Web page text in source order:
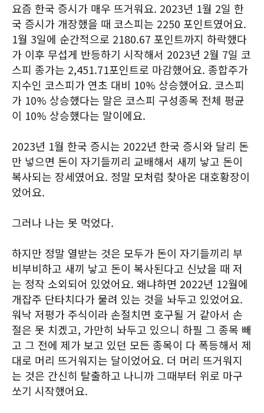
요즘 한국 증시가 매우 뜨거워요. 2023년 1월 2일 한
국 증시가 개장했을 때 코스피는 2250 포인트였어요.
1월 3일에 순간적으로 2180.67 포인트까지 하락했다
가 이후 무섭게 반등하기 시작해서 2023년 2월 7일 코
스피 종가는 2,451.71포인트로 마감했어요. 종합주가
지수인 코스피가 연초 대비 10% 상승했어요. 코스피
가 10% 상승했다는 말은 코스피 구성종목 전체 평균
이 10% 상승했다는 말이에요.
2023년 1월 한국 증시는 2022년 한국 증시와 달리 돈
만 넣으면 돈이 자기들끼리 교배해서 새끼 낳고 돈이
복사되는 장세였어요. 정말 모처럼 찾아온 대호황장이
었어요.
그러나 나는 못 먹었다.
하지만 정말 열받는 것은 모두가 돈이 자기들끼리 부
비부비하고 새끼 낳고 돈이 복사된다고 신났을 때 저
는 정작 소외되어 있었어요. 왜냐하면 2022년 12월에
개잡주 단타치다가 물려 있는 것을 놔두고 있었어요.
워낙 저평가 주식이라 손절치면 호구될 거 같아서 손
절은 못 치겠고, 가만히 놔두고 있으니 하필 그 종목 빼
고 그 전에 제가 보고 있던 모든 종목이 다 폭등해서 제
대로 머리 뜨거워지는 달이었어요. 더 머리 뜨거워지
는 것은 간신히 탈출하고 나니까 그때부터 위로 마구
쏘기 시작했어요.